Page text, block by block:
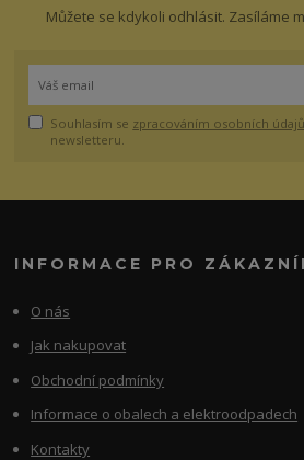
Můžete se kdykoli odhlásit. Zasíláme
Souhlasím se zpracováním osobních údajů
newsletteru.
INFORMACE PRO
O nás
Jak nakupovat
Obchodní podmínky
Informace o obalech a elektroodpadech
Kontakty